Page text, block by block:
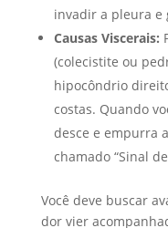
invadir a pleura e
Causas Viscerais:
(colecistite ou
hipocôndrio
costas. Quando
desce e empurra
chamado “Sinal
Você deve buscar
dor vier